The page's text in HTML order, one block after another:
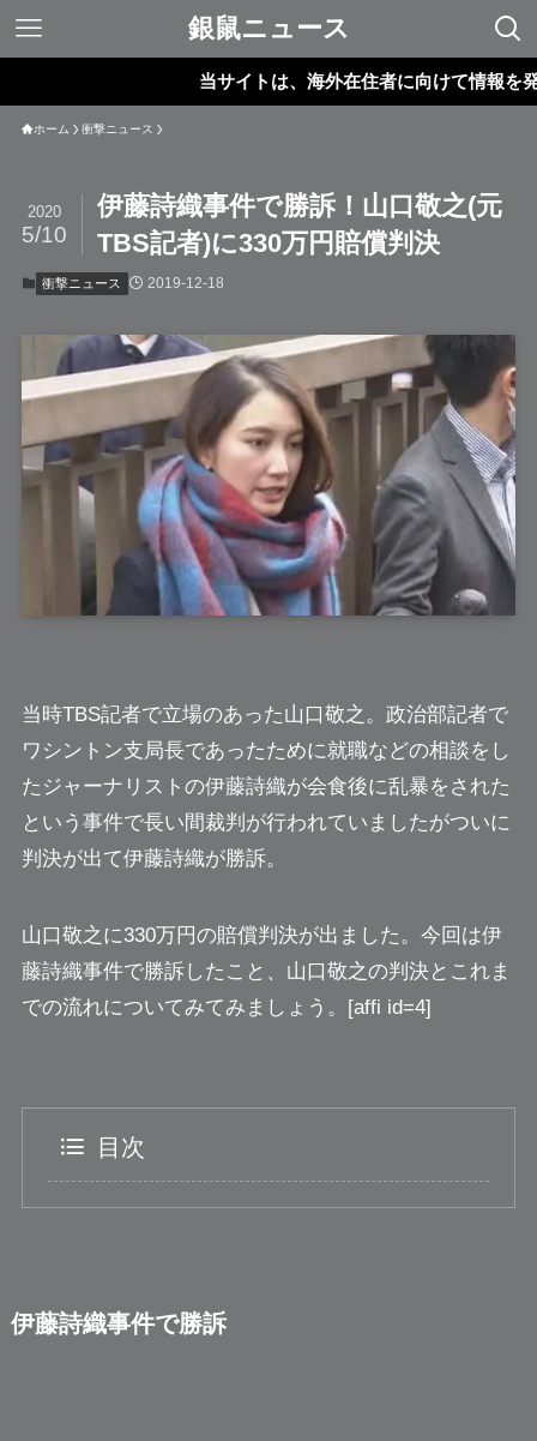
銀鼠ニュース
当サイトは、海外在住者に向けて情報を発信し
ホーム 衝撃ニュース
伊藤詩織事件で勝訴！山口敬之(元
TBS記者)に330万円賠償判決
2020
5/10
衝撃ニュース 2019-12-18
当時TBS記者で立場のあった山口敬之。政治部記者で
ワシントン支局長であったために就職などの相談をし
たジャーナリストの伊藤詩織が会食後に乱暴をされた
という事件で長い間裁判が行われていましたがついに
判決が出て伊藤詩織が勝訴。
山口敬之に330万円の賠償判決が出ました。今回は伊
藤詩織事件で勝訴したこと、山口敬之の判決とこれま
での流れについてみてみましょう。[affi id=4]
目次
伊藤詩織事件で勝訴